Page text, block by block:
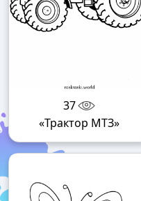
37
«Трактор МТЗ»